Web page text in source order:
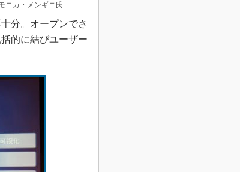
ニカ・メンギニ氏
分。オープンでさ
的に結びユーザー